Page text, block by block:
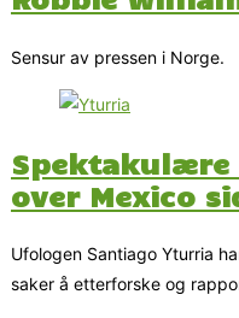
Sensur av pressen i Norge.
Spektakulære
over Mexico
Ufologen Santiago Yturria
saker å etterforske og